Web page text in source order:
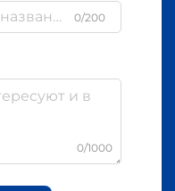
0/200
0/1000